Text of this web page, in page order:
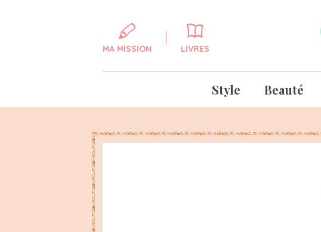
MA MISSION LIVRES
Style Beauté